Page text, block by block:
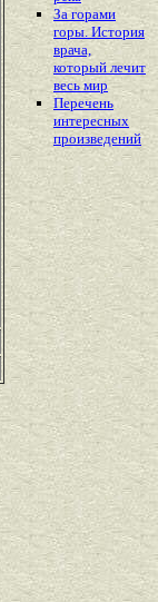
За горами
горы. История
врача,
который лечит
весь мир
Перечень
интересных
произведений